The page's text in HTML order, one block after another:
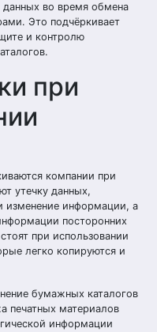
данных во время обмена
Это подчёркивает
и контролю
при
компании при
утечку данных,
изменение информации, а
посторонних
при использовании
легко копируются и
бумажных каталогов
печатных материалов
информации